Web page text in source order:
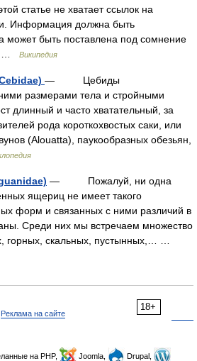
статье не хватает ссылок на
Информация должна быть
может быть поставлена под сомнение
…
Википедия
— Цебиды
размерами тела и стройными
длинный и часто хватательный, за
рода короткохвостых саки, или
(Alouatta), паукообразных обезьян,
— Пожалуй, ни одна
ящериц не имеет такого
форм и связанных с ними различий в
Среди них мы встречаем множество
горных, скальных, пустынных,… …
18+
Реклама на сайте
на PHP, Joomla,
Drupal,